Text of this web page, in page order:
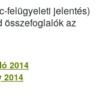
felügyeleti jelentés)
összefoglalók az
2014
2014